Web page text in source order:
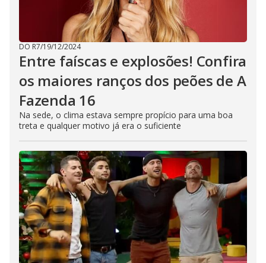
DO R7/19/12/2024
Entre faíscas e explosões! Confira
os maiores ranços dos peões de A
Fazenda 16
Na sede, o clima estava sempre propício para uma boa
treta e qualquer motivo já era o suficiente